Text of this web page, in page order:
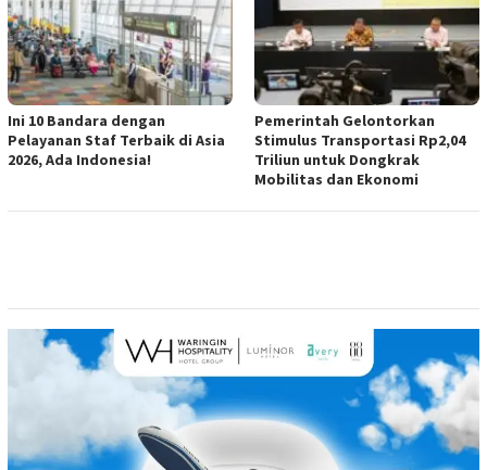
Ini 10 Bandara dengan
Pelayanan Staf Terbaik di Asia
2026, Ada Indonesia!
Pemerintah Gelontorkan
Stimulus Transportasi Rp2,04
Triliun untuk Dongkrak
Mobilitas dan Ekonomi